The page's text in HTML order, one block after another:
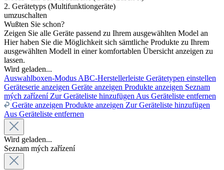
2. Gerätetyps (Multifunktiongeräte)
umzuschalten
Wußten Sie schon?
Zeigen Sie alle Geräte passend zu Ihrem ausgewählten Model an
Hier haben Sie die Möglichkeit sich sämtliche Produkte zu Ihrem
ausgewählten Modell in einer komfortablen Übersicht anzeigen zu
lassen.
Wird geladen...
Auswahlboxen-Modus ABC-Herstellerleiste Gerätetypen einstellen
Geräteserie anzeigen Geräte anzeigen Produkte anzeigen Seznam
mých zařízení Zur Geräteliste hinzufügen Aus Geräteliste entfernen
Geräte anzeigen Produkte anzeigen Zur Geräteliste hinzufügen
Aus Geräteliste entfernen
Wird geladen...
Seznam mých zařízení